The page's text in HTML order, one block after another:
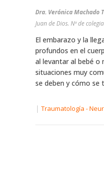
Dra. Verónica Machado
Juan de Dios. Nª de
El embarazo y la
profundos en el
al levantar al bebé o
situaciones muy
se deben y cómo se
| Traumatología -